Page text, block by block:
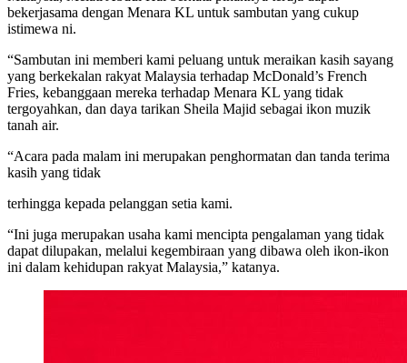
bekerjasama dengan Menara KL untuk sambutan yang cukup
istimewa ni.
“Sambutan ini memberi kami peluang untuk meraikan kasih sayang
yang berkekalan rakyat Malaysia terhadap McDonald’s French
Fries, kebanggaan mereka terhadap Menara KL yang tidak
tergoyahkan, dan daya tarikan Sheila Majid sebagai ikon muzik
tanah air.
“Acara pada malam ini merupakan penghormatan dan tanda terima
kasih yang tidak
terhingga kepada pelanggan setia kami.
“Ini juga merupakan usaha kami mencipta pengalaman yang tidak
dapat dilupakan, melalui kegembiraan yang dibawa oleh ikon-ikon
ini dalam kehidupan rakyat Malaysia,” katanya.